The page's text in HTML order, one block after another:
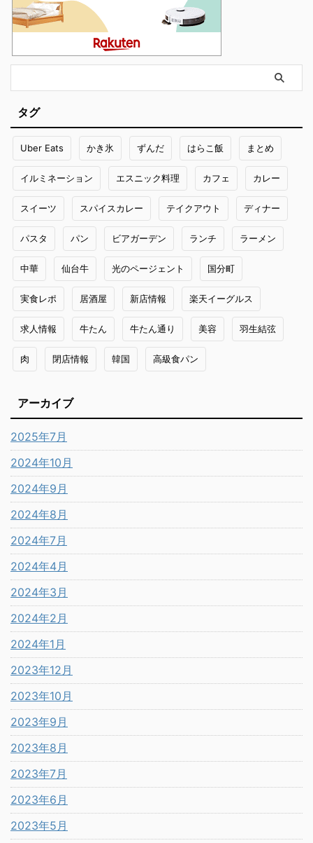
タグ
Uber Eats かき氷 ずんだ はらこ飯 まとめ
イルミネーション エスニック料理 カフェ カレー
スイーツ スパイスカレー テイクアウト ディナー
パスタ パン ビアガーデン ランチ ラーメン
中華 仙台牛 光のページェント 国分町
実食レポ 居酒屋 新店情報 楽天イーグルス
求人情報 牛たん 牛たん通り 美容 羽生結弦
肉 閉店情報 韓国 高級食パン
アーカイブ
2025年7月
2024年10月
2024年9月
2024年8月
2024年7月
2024年4月
2024年3月
2024年2月
2024年1月
2023年12月
2023年10月
2023年9月
2023年8月
2023年7月
2023年6月
2023年5月